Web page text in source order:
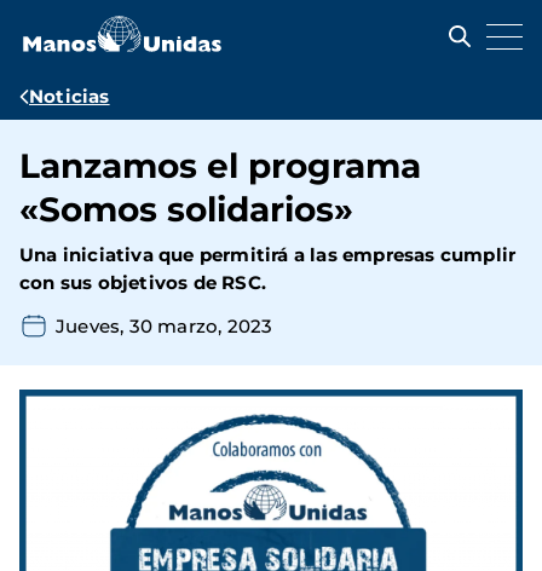
contenido
Ruta
navegación
Noticias
Lanzamos el programa
«Somos solidarios»
Una iniciativa que permitirá a las empresas cumplir
con sus objetivos de RSC.
Jueves, 30 marzo, 2023